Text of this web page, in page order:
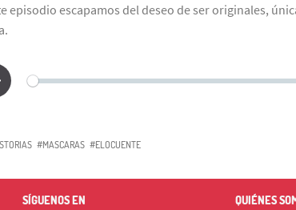
episodio escapamos del deseo de ser originales,
#MASCARAS #ELOCUENTE
SÍGUENOS EN QUIÉNES